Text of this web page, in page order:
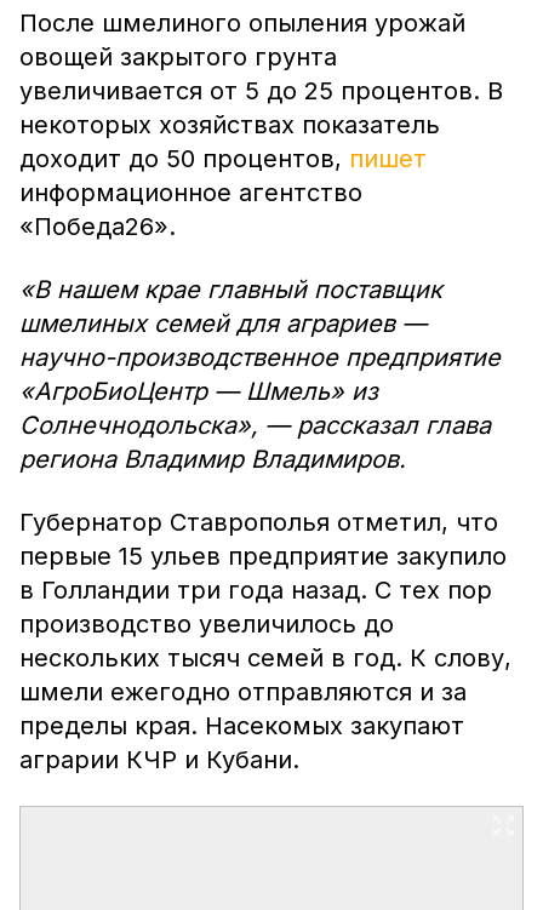
После шмелиного опыления урожай
овощей закрытого грунта
увеличивается от 5 до 25 процентов. В
некоторых хозяйствах показатель
доходит до 50 процентов, пишет
информационное агентство
«Победа26».
«В нашем крае главный поставщик
шмелиных семей для аграриев —
научно-производственное предприятие
«АгроБиоЦентр — Шмель» из
Солнечнодольска», — рассказал глава
региона Владимир Владимиров.
Губернатор Ставрополья отметил, что
первые 15 ульев предприятие закупило
в Голландии три года назад. С тех пор
производство увеличилось до
нескольких тысяч семей в год. К слову,
шмели ежегодно отправляются и за
пределы края. Насекомых закупают
аграрии КЧР и Кубани.